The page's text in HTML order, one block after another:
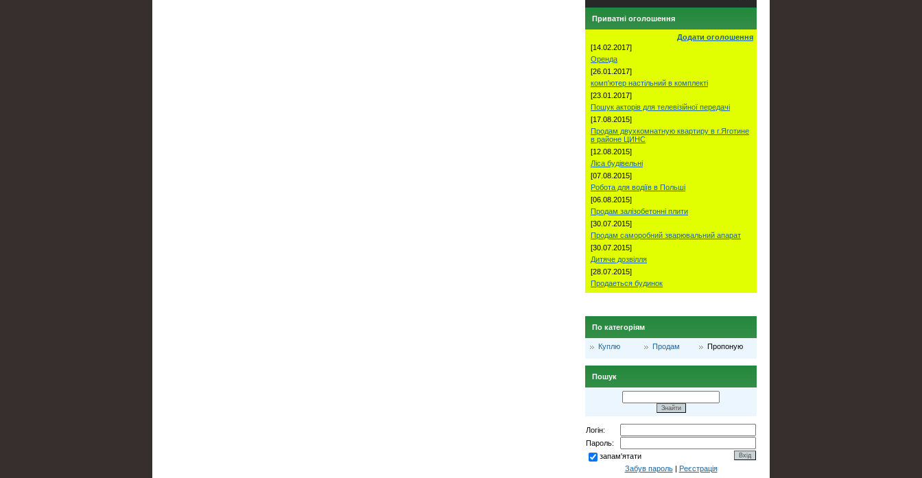
Приватні оголошення
Додати оголошення
[14.02.2017]
Оренда
[26.01.2017]
комп'ютер настільний в комплекті
[23.01.2017]
Пошук акторів для телевізійної передачі
[17.08.2015]
Продам двухкомнатную квартиру в г.Яготине
в районе ЦИНС
[12.08.2015]
Ліса будівельні
[07.08.2015]
Робота для водіїв в Польші
[06.08.2015]
Продам залізобетонні плити
[30.07.2015]
Продам саморобний зварювальний апарат
[30.07.2015]
Дитяче дозвілля
[28.07.2015]
Продаеться будинок
По категоріям
Куплю Продам Пропоную
Пошук
Логін:
Пароль:
запам'ятати
Забув пароль| Реєстрація